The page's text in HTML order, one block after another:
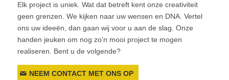
Elk project is uniek. Wat dat betreft kent onze creativiteit
geen grenzen. We kijken naar uw wensen en DNA. Vertel
ons uw ideeën, dan gaan wij voor u aan de slag. Onze
handen jeuken om nog zo’n mooi project te mogen
realiseren. Bent u de volgende?
NEEM CONTACT MET ONS OP